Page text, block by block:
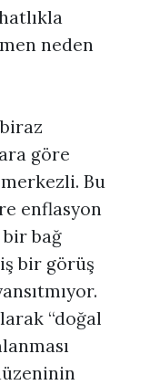
neden
göre
Bu
enflasyon
bir bağ
bir görüş
“doğal